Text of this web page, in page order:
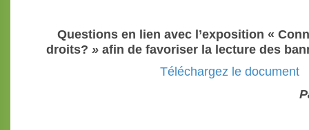
Questions en lien avec l’exposition «
droits? » afin de favoriser la lecture des
Téléchargez le document